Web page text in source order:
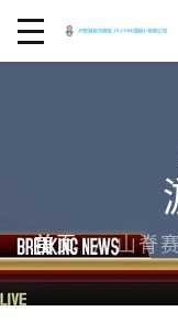
首页 山脊